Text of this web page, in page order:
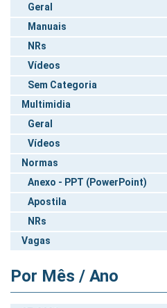
Geral
Manuais
NRs
Vídeos
Sem Categoria
Multimidia
Geral
Vídeos
Normas
Anexo - PPT (PowerPoint)
Apostila
NRs
Vagas
Por Mês / Ano